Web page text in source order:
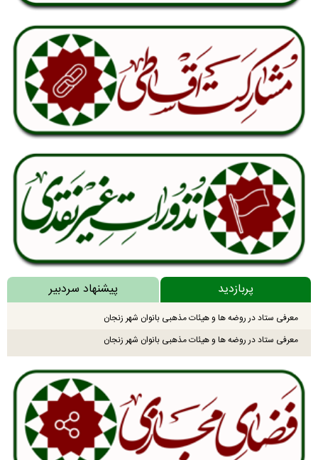
پربازدید پیشنهاد سردبیر
معرفی ستاد در روضه ها و هیئات مذهبی بانوان شهر زنجان
معرفی ستاد در روضه ها و هیئات مذهبی بانوان شهر زنجان